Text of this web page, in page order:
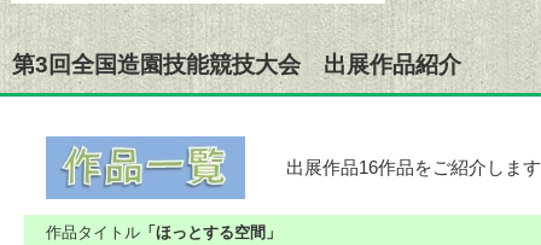
第3回全国造園技能競技大会 出展作品紹介
出展作品16作品をご紹介しま
作品タイトル 「ほっとする空間」